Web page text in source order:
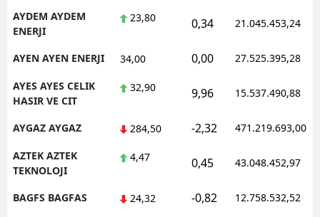
AYDEM AYDEM
ENERJI
23,80 0,34 21.045.453,24
AYEN AYEN ENERJI 34,00 0,00 27.525.395,28
AYES AYES CELIK
HASIR VE CIT
32,90 9,96 15.537.490,88
AYGAZ AYGAZ 284,50 -2,32 471.219.693,00
AZTEK AZTEK
TEKNOLOJI
4,47 0,45 43.048.452,97
BAGFS BAGFAS 24,32 -0,82 12.758.532,52